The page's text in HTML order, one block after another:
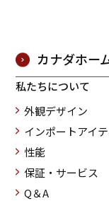
カナダホー
私たちについて
外観デザイン
インポートアイ
性能
保証・サービス
Q＆A